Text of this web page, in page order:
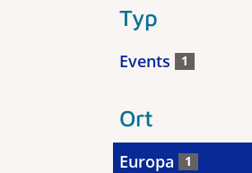
Typ
Events 1
Ort
Europa 1